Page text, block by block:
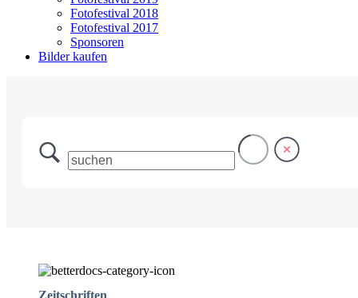
Fotofestival 2018
Fotofestival 2017
Sponsoren
Bilder kaufen